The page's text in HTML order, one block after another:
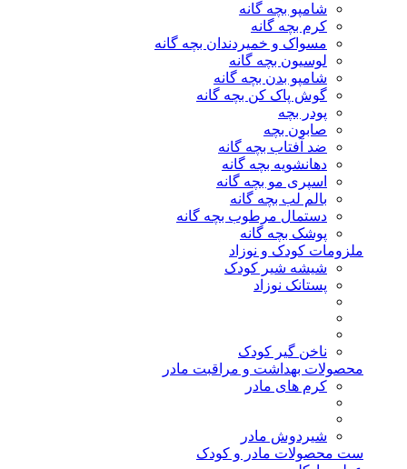
شامپو بچه گانه
کرم بچه گانه
مسواک و خمیردندان بچه گانه
لوسیون بچه گانه
شامپو بدن بچه گانه
گوش پاک کن بچه گانه
پودر بچه
صابون بچه
ضد آفتاب بچه گانه
دهانشویه بچه گانه
اسپری مو بچه گانه
بالم لب بچه گانه
دستمال مرطوب بچه گانه
پوشک بچه گانه
ملزومات کودک و نوزاد
شیشه شیر کودک
پستانک نوزاد
ناخن گیر کودک
محصولات بهداشت و مراقبت مادر
کرم های مادر
شیردوش مادر
ست محصولات مادر و کودک